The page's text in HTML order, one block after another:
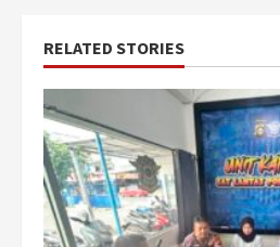
RELATED STORIES